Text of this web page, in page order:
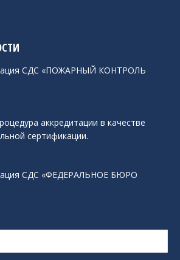
СДС «ПОЖАРНЫЙ КОНТРОЛЬ
аккредитации в качестве
сертификации.
СДС «ФЕДЕРАЛЬНОЕ БЮРО